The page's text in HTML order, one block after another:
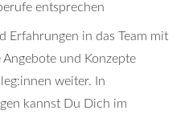
entsprechen
Erfahrungen in das Team mit
und Konzepte
weiter. In
kannst Du Dich im